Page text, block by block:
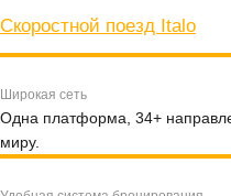
Скоростной поезд Italo
Широкая сеть
Одна платформа, 34+
миру.